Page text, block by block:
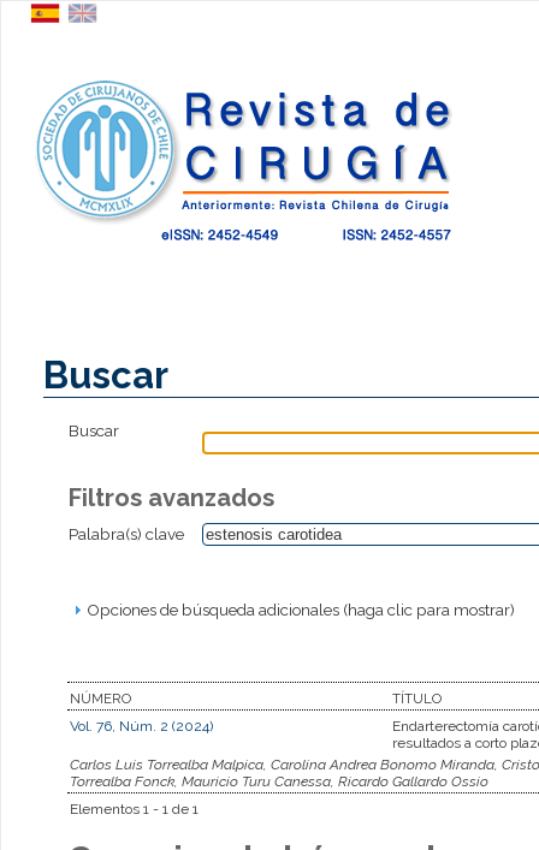
Buscar
Buscar
Filtros avanzados
Palabra(s) clave
Opciones de búsqueda adicionales (haga clic para mostrar)
NÚMERO
TÍTULO
Vol. 76, Núm. 2 (2024)
Endarterectomía
resultados a corto
Carlos Luis Torrealba Malpica, Carolina Andrea Bonomo Miranda,
Torrealba Fonck, Mauricio Turu Canessa, Ricardo Gallardo Ossio
Elementos 1 - 1 de 1